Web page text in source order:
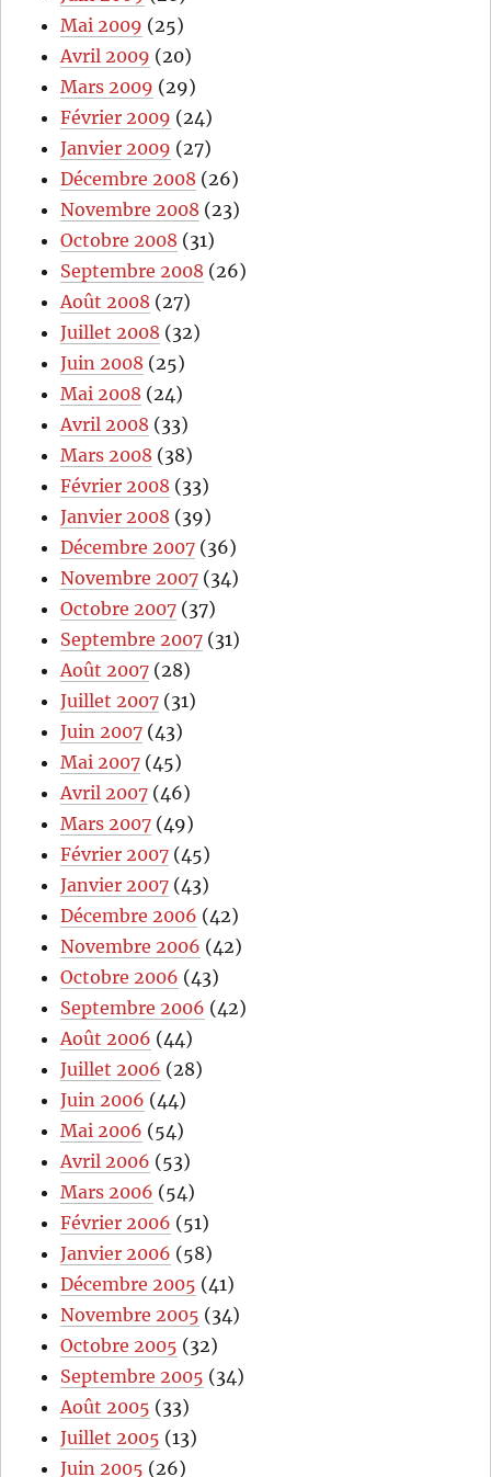
Mai 2009 (25)
Avril 2009 (20)
Mars 2009 (29)
Février 2009 (24)
Janvier 2009 (27)
Décembre 2008 (26)
Novembre 2008 (23)
Octobre 2008 (31)
Septembre 2008 (26)
Août 2008 (27)
Juillet 2008 (32)
Juin 2008 (25)
Mai 2008 (24)
Avril 2008 (33)
Mars 2008 (38)
Février 2008 (33)
Janvier 2008 (39)
Décembre 2007 (36)
Novembre 2007 (34)
Octobre 2007 (37)
Septembre 2007 (31)
Août 2007 (28)
Juillet 2007 (31)
Juin 2007 (43)
Mai 2007 (45)
Avril 2007 (46)
Mars 2007 (49)
Février 2007 (45)
Janvier 2007 (43)
Décembre 2006 (42)
Novembre 2006 (42)
Octobre 2006 (43)
Septembre 2006 (42)
Août 2006 (44)
Juillet 2006 (28)
Juin 2006 (44)
Mai 2006 (54)
Avril 2006 (53)
Mars 2006 (54)
Février 2006 (51)
Janvier 2006 (58)
Décembre 2005 (41)
Novembre 2005 (34)
Octobre 2005 (32)
Septembre 2005 (34)
Août 2005 (33)
Juillet 2005 (13)
Juin 2005 (26)